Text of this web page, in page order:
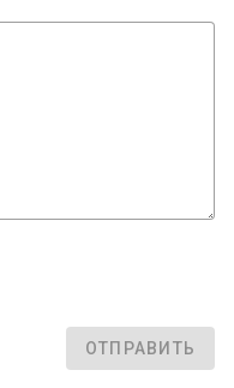
ОТПРАВИТЬ